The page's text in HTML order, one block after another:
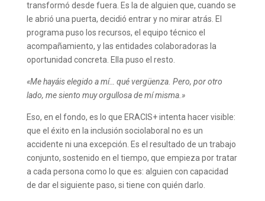
transformó desde fuera. Es la de alguien que, cuando se
le abrió una puerta, decidió entrar y no mirar atrás. El
programa puso los recursos, el equipo técnico el
acompañamiento, y las entidades colaboradoras la
oportunidad concreta. Ella puso el resto.
«Me hayáis elegido a mí… qué vergüenza. Pero, por otro
lado, me siento muy orgullosa de mí misma.»
Eso, en el fondo, es lo que ERACIS+ intenta hacer visible:
que el éxito en la inclusión sociolaboral no es un
accidente ni una excepción. Es el resultado de un trabajo
conjunto, sostenido en el tiempo, que empieza por tratar
a cada persona como lo que es: alguien con capacidad
de dar el siguiente paso, si tiene con quién darlo.